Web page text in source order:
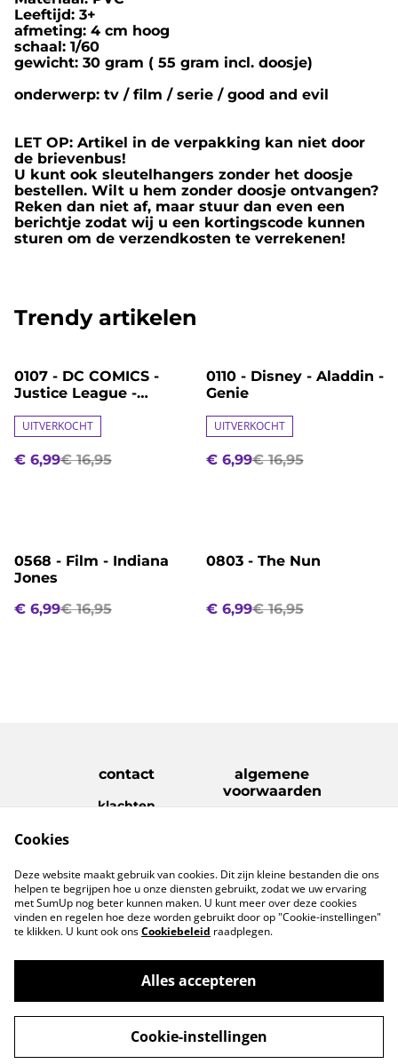
Leeftijd: 3+
afmeting: 4 cm hoog
schaal: 1/60
gewicht: 30 gram ( 55 gram incl. doosje)
onderwerp: tv / film / serie / good and evil
LET OP: Artikel in de verpakking kan niet door
de brievenbus!
U kunt ook sleutelhangers zonder het doosje
bestellen. Wilt u hem zonder doosje ontvangen?
Reken dan niet af, maar stuur dan even een
berichtje zodat wij u een kortingscode kunnen
sturen om de verzendkosten te verrekenen!
Trendy artikelen
%
0107 - DC COMICS -
Justice League -
UITVERKOCHT
€ 6,99€ 16,95
%
0110 - Disney - Aladdin -
Genie
UITVERKOCHT
€ 6,99€ 16,95
%
0568 - Film - Indiana
Jones
€ 6,99€ 16,95
%
0803 - The Nun
€ 6,99€ 16,95
contact
klachten
algemene
voorwaarden
verzenden &
retouren
©2026www.geefietsleuks.com
powered by
Cookies
Deze website maakt gebruik van cookies. Dit zijn kleine bestanden die ons
helpen te begrijpen hoe u onze diensten gebruikt, zodat we uw ervaring
met SumUp nog beter kunnen maken. U kunt meer over deze cookies
vinden en regelen hoe deze worden gebruikt door op "Cookie-instellingen"
te klikken. U kunt ook onsCookiebeleid raadplegen.
Alles accepteren
Cookie-instellingen